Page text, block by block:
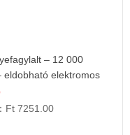
– 12 000
eldobható elektromos
Ft 7251.00